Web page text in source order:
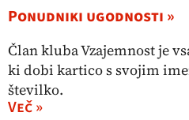
Ponudniki ugodnosti »
Član kluba Vzajemnost je
ki dobi kartico s svojim
številko.
Več »